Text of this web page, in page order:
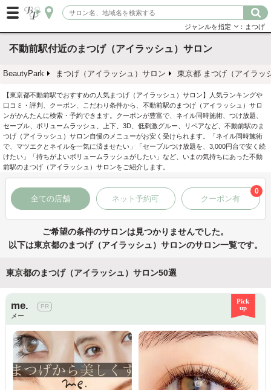
ジャンルを指定 ：まつげ
不動前駅付近のまつげ（アイラッシュ）サロン
BeautyPark まつげ（アイラッシュ）サロン 東京都 まつげ（アイラッ
【東京都不動前駅でおすすめの人気まつげ（アイラッシュ）サロン】人気ランキングや
口コミ・評判、クーポン、こだわり条件から、不動前駅のまつげ（アイラッシュ）サロ
ンがかんたんに検索・予約できます。クーポンが豊富で、ネイル同時施術、つけ放題、
セーブル、ボリュームラッシュ、上下、3D、低刺激グルー、リペアなど、不動前駅のま
つげ（アイラッシュ）サロン自慢のメニューがお安く受けられます。「ネイル同時施術
で、マツエクとネイルを一気に済ませたい」「セーブルつけ放題を、3,000円台で安く続
けたい」「持ちがよいボリュームラッシュがしたい」など、いまの気持ちにあった不動
前駅のまつげ（アイラッシュ）サロンをご紹介します。
全ての店舗 ネット予約可 クーポン有
0
ご希望の条件のサロンは見つかりませんでした。
以下は東京都のまつげ（アイラッシュ）サロンのサロン一覧です。
東京都のまつげ（アイラッシュ）サロン50選
me.
メー